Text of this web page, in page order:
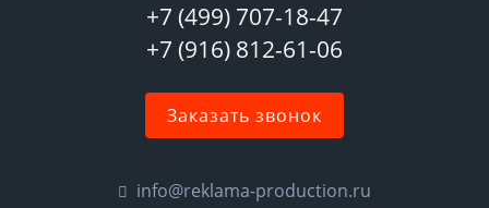
+7 (499) 707-18-47
+7 (916) 812-61-06
Заказать звонок
info@reklama-production.ru